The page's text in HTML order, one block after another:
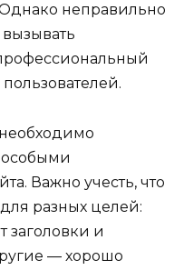
неправильно
Важно учесть, что
разных целей:
и
— хорошо